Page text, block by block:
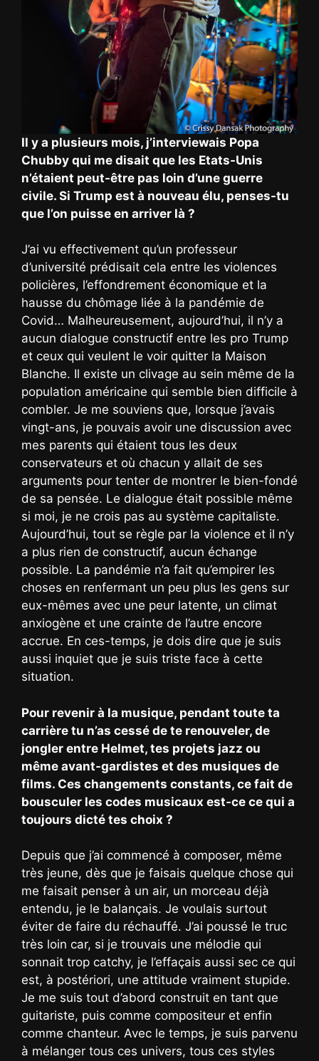
Il y a plusieurs mois, j’interviewais Popa
Chubby qui me disait que les Etats-Unis
n’étaient peut-être pas loin d’une guerre
civile. Si Trump est à nouveau élu, penses-tu
que l’on puisse en arriver là ?
J’ai vu effectivement qu’un professeur
d’université prédisait cela entre les violences
policières, l’effondrement économique et la
hausse du chômage liée à la pandémie de
Covid… Malheureusement, aujourd’hui, il n’y a
aucun dialogue constructif entre les pro Trump
et ceux qui veulent le voir quitter la Maison
Blanche. Il existe un clivage au sein même de la
population américaine qui semble bien difficile à
combler. Je me souviens que, lorsque j’avais
vingt-ans, je pouvais avoir une discussion avec
mes parents qui étaient tous les deux
conservateurs et où chacun y allait de ses
arguments pour tenter de montrer le bien-fondé
de sa pensée. Le dialogue était possible même
si moi, je ne crois pas au système capitaliste.
Aujourd’hui, tout se règle par la violence et il n’y
a plus rien de constructif, aucun échange
possible. La pandémie n’a fait qu’empirer les
choses en renfermant un peu plus les gens sur
eux-mêmes avec une peur latente, un climat
anxiogène et une crainte de l’autre encore
accrue. En ces-temps, je dois dire que je suis
aussi inquiet que je suis triste face à cette
situation.
Pour revenir à la musique, pendant toute ta
carrière tu n’as cessé de te renouveler, de
jongler entre Helmet, tes projets jazz ou
même avant-gardistes et des musiques de
films. Ces changements constants, ce fait de
bousculer les codes musicaux est-ce ce qui a
toujours dicté tes choix ?
Depuis que j’ai commencé à composer, même
très jeune, dès que je faisais quelque chose qui
me faisait penser à un air, un morceau déjà
entendu, je le balançais. Je voulais surtout
éviter de faire du réchauffé. J’ai poussé le truc
très loin car, si je trouvais une mélodie qui
sonnait trop catchy, je l’effaçais aussi sec ce qui
est, à postériori, une attitude vraiment stupide.
Je me suis tout d’abord construit en tant que
guitariste, puis comme compositeur et enfin
comme chanteur. Avec le temps, je suis parvenu
à mélanger tous ces univers, tous ces styles